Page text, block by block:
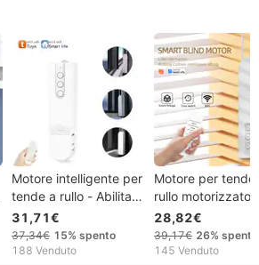
Motore intelligente per
tende a rullo - Abilitato
Bluetooth e ZigBee,
telecomando,
compatibile con
31,71€
37,34€ 15% spento
188 Venduto
Motore per tende
rullo motorizzato
Smart WiFi e
- Controllo remoto
tramite app,
28,82€
39,17€ 26% spento
145 Venduto